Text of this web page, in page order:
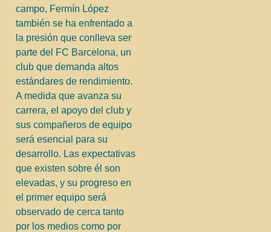
campo, Fermín López
también se ha enfrentado a
la presión que conlleva ser
parte del FC Barcelona, un
club que demanda altos
estándares de rendimiento.
A medida que avanza su
carrera, el apoyo del club y
sus compañeros de equipo
será esencial para su
desarrollo. Las expectativas
que existen sobre él son
elevadas, y su progreso en
el primer equipo será
observado de cerca tanto
por los medios como por